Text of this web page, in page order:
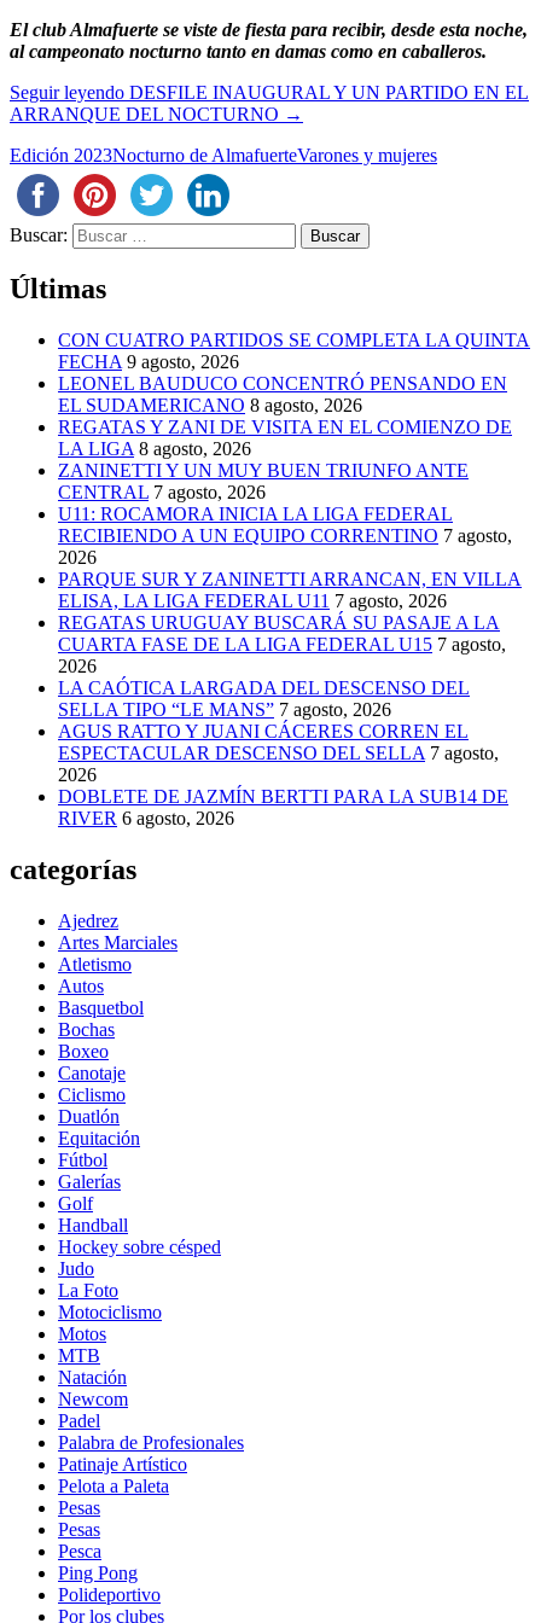
El club Almafuerte se viste de fiesta para recibir, desde esta noche,
al campeonato nocturno tanto en damas como en caballeros.
Seguir leyendo DESFILE INAUGURAL Y UN PARTIDO EN EL
ARRANQUE DEL NOCTURNO →
Edición 2023Nocturno de AlmafuerteVarones y mujeres
Buscar:
Últimas
CON CUATRO PARTIDOS SE COMPLETA LA QUINTA
FECHA 9 agosto, 2026
LEONEL BAUDUCO CONCENTRÓ PENSANDO EN
EL SUDAMERICANO 8 agosto, 2026
REGATAS Y ZANI DE VISITA EN EL COMIENZO DE
LA LIGA 8 agosto, 2026
ZANINETTI Y UN MUY BUEN TRIUNFO ANTE
CENTRAL 7 agosto, 2026
U11: ROCAMORA INICIA LA LIGA FEDERAL
RECIBIENDO A UN EQUIPO CORRENTINO 7 agosto,
2026
PARQUE SUR Y ZANINETTI ARRANCAN, EN VILLA
ELISA, LA LIGA FEDERAL U11 7 agosto, 2026
REGATAS URUGUAY BUSCARÁ SU PASAJE A LA
CUARTA FASE DE LA LIGA FEDERAL U15 7 agosto,
2026
LA CAÓTICA LARGADA DEL DESCENSO DEL
SELLA TIPO “LE MANS” 7 agosto, 2026
AGUS RATTO Y JUANI CÁCERES CORREN EL
ESPECTACULAR DESCENSO DEL SELLA 7 agosto,
2026
DOBLETE DE JAZMÍN BERTTI PARA LA SUB14 DE
RIVER 6 agosto, 2026
categorías
Ajedrez
Artes Marciales
Atletismo
Autos
Basquetbol
Bochas
Boxeo
Canotaje
Ciclismo
Duatlón
Equitación
Fútbol
Galerías
Golf
Handball
Hockey sobre césped
Judo
La Foto
Motociclismo
Motos
MTB
Natación
Newcom
Padel
Palabra de Profesionales
Patinaje Artístico
Pelota a Paleta
Pesas
Pesas
Pesca
Ping Pong
Polideportivo
Por los clubes